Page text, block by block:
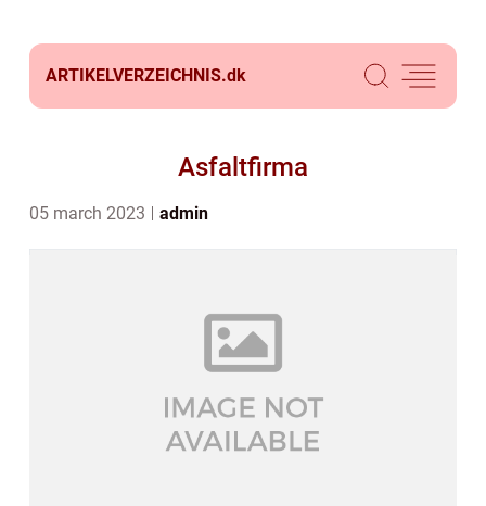
ARTIKELVERZEICHNIS.dk
Asfaltfirma
05 march 2023 admin